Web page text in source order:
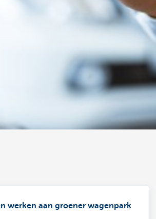
werken aan groener wagenpark